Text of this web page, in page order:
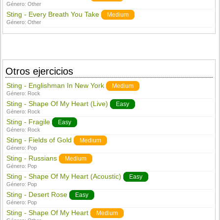
Género:Other
Sting - Every Breath You Take Medium
Género:Other
Otros ejercicios
Sting - Englishman In New York Medium
Género: Rock
Sting - Shape Of My Heart (Live) Easy
Género: Rock
Sting - Fragile Easy
Género: Rock
Sting - Fields of Gold Medium
Género: Pop
Sting - Russians Medium
Género: Pop
Sting - Shape Of My Heart (Acoustic) Easy
Género: Pop
Sting - Desert Rose Easy
Género: Pop
Sting - Shape Of My Heart Medium